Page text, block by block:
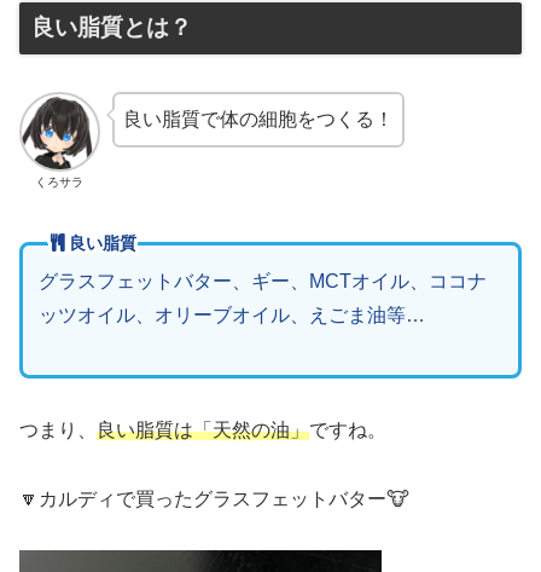
良い脂質とは？
くろサラ
良い脂質で体の細胞をつくる！
良い脂質
グラスフェットバター、ギー、MCTオイル、ココナ
ッツオイル、オリーブオイル、えごま油等…
つまり、 良い脂質は「天然の油」ですね。
🔽カルディで買ったグラスフェットバター🐮